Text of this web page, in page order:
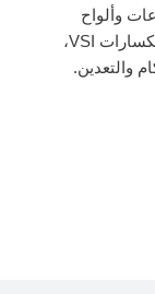
وألواح
SUNWILL عالية الجودة، المصممة خصيصًا لكسارات VSI،
والتعدين.